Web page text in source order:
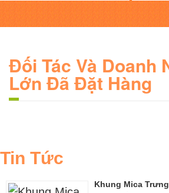
Đối Tác Và Doanh
Lớn Đã Đặt Hàng
Tin Tức
Khung Mica